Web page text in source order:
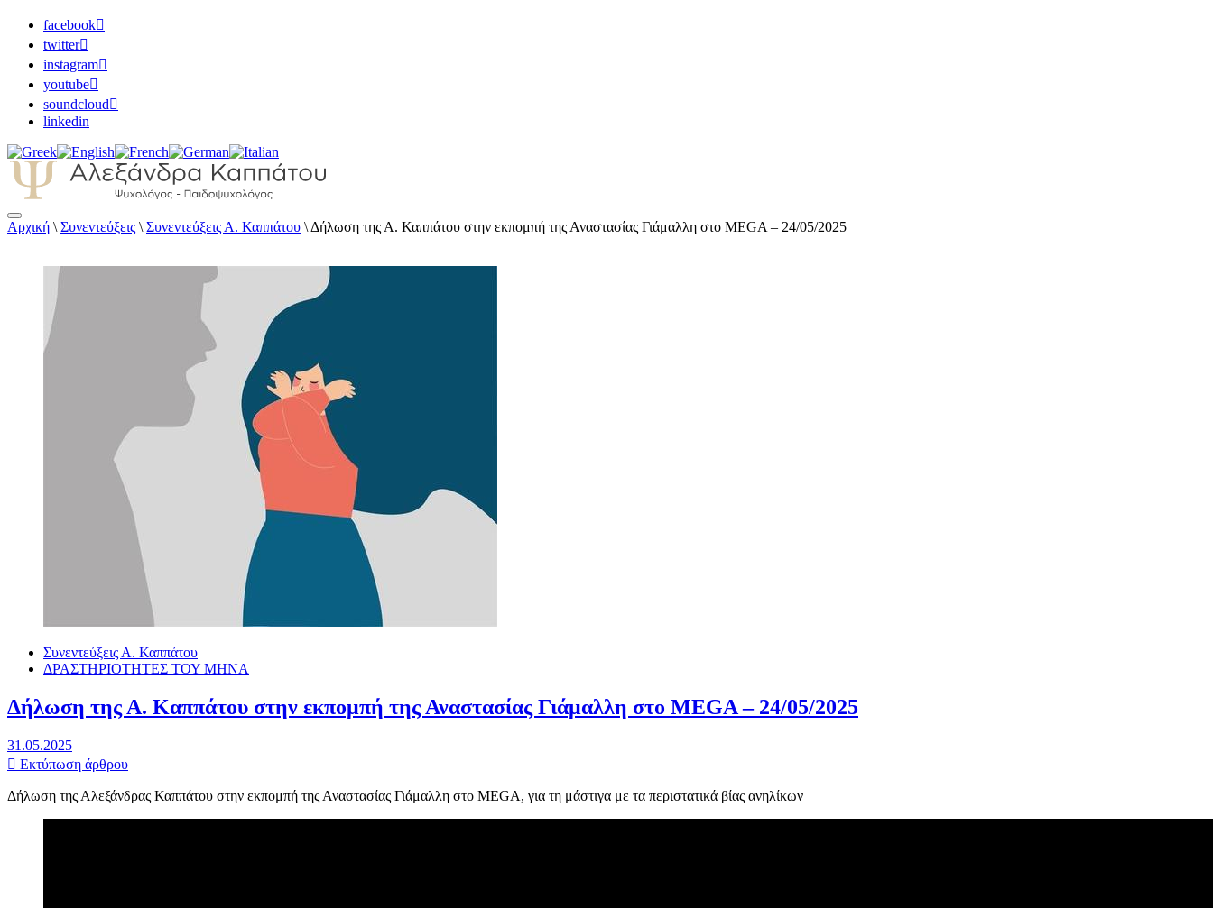
facebook
twitter
instagram
youtube
soundcloud
linkedin
Αλεξάνδρα Καππάτου Ψυχολόγος – Παιδοψυχολόγος
Αρχική \ Συνεντεύξεις \ Συνεντεύξεις Α. Καππάτου \ Δήλωση της Α. Καππάτου στην εκπομπή της Αναστασίας Γιάμαλλη στο MEGA – 24/05/2025
Συνεντεύξεις Α. Καππάτου
ΔΡΑΣΤΗΡΙΟΤΗΤΕΣ ΤΟΥ ΜΗΝΑ
Δήλωση της Α. Καππάτου στην εκπομπή της Αναστασίας Γιάμαλλη στο MEGA – 24/05/2025
31.05.2025
Εκτύπωση άρθρου
Δήλωση της Αλεξάνδρας Καππάτου στην εκπομπή της Αναστασίας Γιάμαλλη στο MEGA, για τη μάστιγα με τα περιστατικά βίας ανηλίκων